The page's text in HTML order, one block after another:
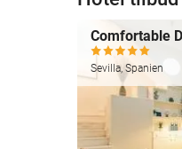
Comfortable
Sevilla, Spanien